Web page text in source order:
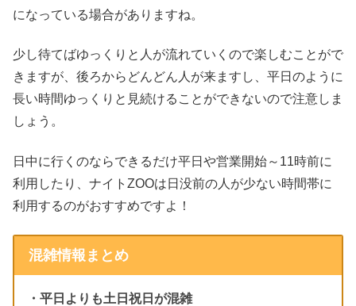
になっている場合がありますね。
少し待てばゆっくりと人が流れていくので楽しむことがで
きますが、後ろからどんどん人が来ますし、平日のように
長い時間ゆっくりと見続けることができないので注意しま
しょう。
日中に行くのならできるだけ平日や営業開始～11時前に
利用したり、ナイトZOOは日没前の人が少ない時間帯に
利用するのがおすすめですよ！
混雑情報まとめ
・平日よりも土日祝日が混雑